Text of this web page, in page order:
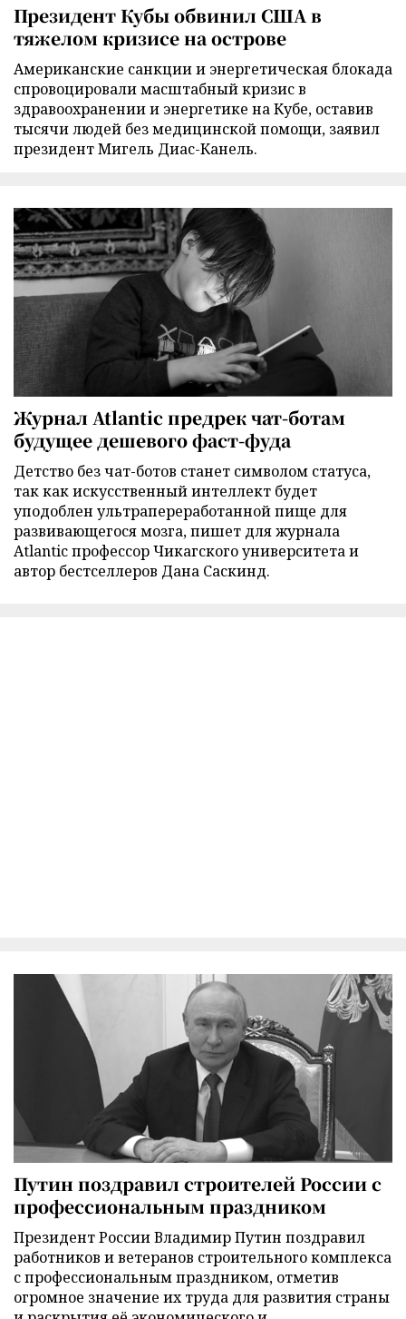
Президент Кубы обвинил США в
тяжелом кризисе на острове
Американские санкции и энергетическая блокада
спровоцировали масштабный кризис в
здравоохранении и энергетике на Кубе, оставив
тысячи людей без медицинской помощи, заявил
президент Мигель Диас-Канель.
Журнал Atlantic предрек чат-ботам
будущее дешевого фаст-фуда
Детство без чат-ботов станет символом статуса,
так как искусственный интеллект будет
уподоблен ультрапереработанной пище для
развивающегося мозга, пишет для журнала
Atlantic профессор Чикагского университета и
автор бестселлеров Дана Саскинд.
Путин поздравил строителей России с
профессиональным праздником
Президент России Владимир Путин поздравил
работников и ветеранов строительного комплекса
с профессиональным праздником, отметив
огромное значение их труда для развития страны